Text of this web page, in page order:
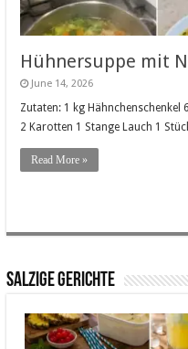
Hühnersuppe mit
June 14, 2026
Zutaten: 1 kg Hähnchenschenkel
2 Karotten 1 Stange Lauch 1
Read More »
SALZIGE GERICHTE